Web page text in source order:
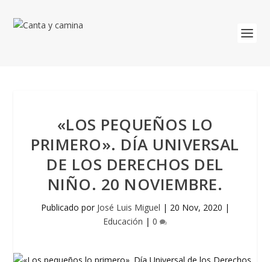
«LOS PEQUEÑOS LO
PRIMERO». DÍA UNIVERSAL
DE LOS DERECHOS DEL
NIÑO. 20 NOVIEMBRE.
Publicado por José Luis Miguel | 20 Nov, 2020 |
Educación | 0